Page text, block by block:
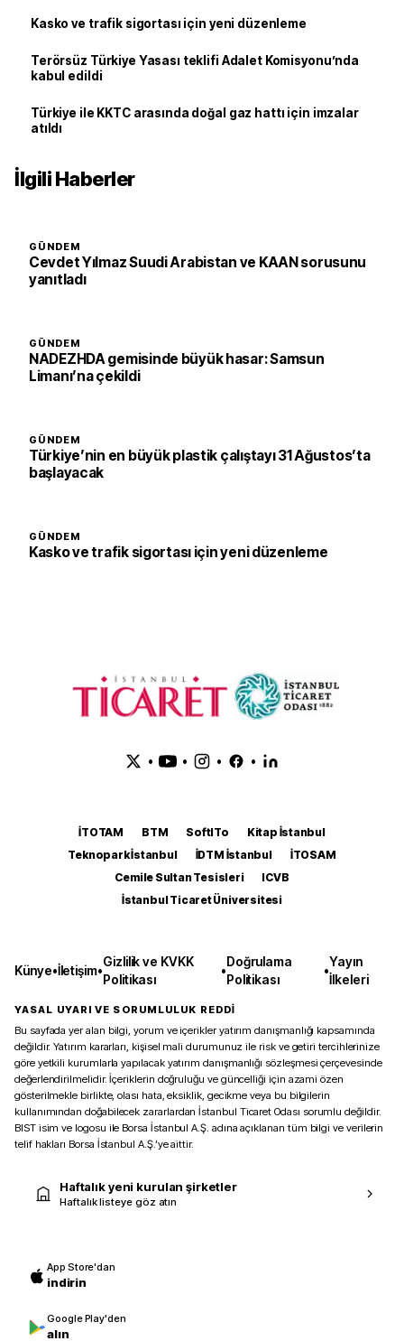
Kasko ve trafik sigortası için yeni düzenleme
Terörsüz Türkiye Yasası teklifi Adalet Komisyonu’nda
kabul edildi
Türkiye ile KKTC arasında doğal gaz hattı için imzalar
atıldı
İlgili Haberler
GÜNDEM
Cevdet Yılmaz Suudi Arabistan ve KAAN sorusunu
yanıtladı
GÜNDEM
NADEZHDA gemisinde büyük hasar: Samsun
Limanı’na çekildi
GÜNDEM
Türkiye’nin en büyük plastik çalıştayı 31 Ağustos’ta
başlayacak
GÜNDEM
Kasko ve trafik sigortası için yeni düzenleme
• • • •
İTOTAM BTM SoftITo
Kitap İstanbul
Teknopark İstanbul
İDTM İstanbul
İTOSAM
Cemile Sultan Tesisleri
ICVB
İstanbul Ticaret Üniversitesi
Künye•İletişim•
Gizlilik ve KVKK
Politikası
•
Doğrulama
Politikası
•
Yayın
İlkeleri
YASAL UYARI VE SORUMLULUK REDDİ
Bu sayfada yer alan bilgi, yorum ve içerikler yatırım danışmanlığı kapsamında
değildir. Yatırım kararları, kişisel mali durumunuz ile risk ve getiri tercihlerinize
göre yetkili kurumlarla yapılacak yatırım danışmanlığı sözleşmesi çerçevesinde
değerlendirilmelidir. İçeriklerin doğruluğu ve güncelliği için azami özen
gösterilmekle birlikte, olası hata, eksiklik, gecikme veya bu bilgilerin
kullanımından doğabilecek zararlardan İstanbul Ticaret Odası sorumlu değildir.
BIST isim ve logosu ile Borsa İstanbul A.Ş. adına açıklanan tüm bilgi ve verilerin
telif hakları Borsa İstanbul A.Ş.’ye aittir.
Haftalık yeni kurulan şirketler
Haftalık listeye göz atın
App Store'dan
indirin
Google Play'den
alın